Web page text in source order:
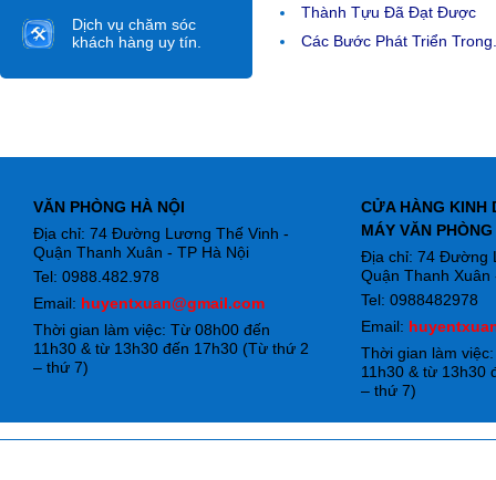
Dịch vụ chăm sóc
khách hàng uy tín.
Thành Tựu Đã Đạt Được
Các Bước Phát Triển
VĂN PHÒNG HÀ NỘI
Địa chỉ: 74 Đường Lương Thế Vinh -
Quận Thanh Xuân - TP Hà Nội
Tel: 0988.482.978
Email: huyentxuan@gmail.com
Thời gian làm việc: Từ 08h00 đến
11h30 & từ 13h30 đến 17h30 (Từ thứ 2
– thứ 7)
CỬA HÀNG KINH
MÁY VĂN PHÒNG
Địa chỉ: 74 Đường
Quận Thanh Xuân
Tel: 0988482978
Email:
Thời gian làm
11h30 & từ 13h30
– thứ 7)